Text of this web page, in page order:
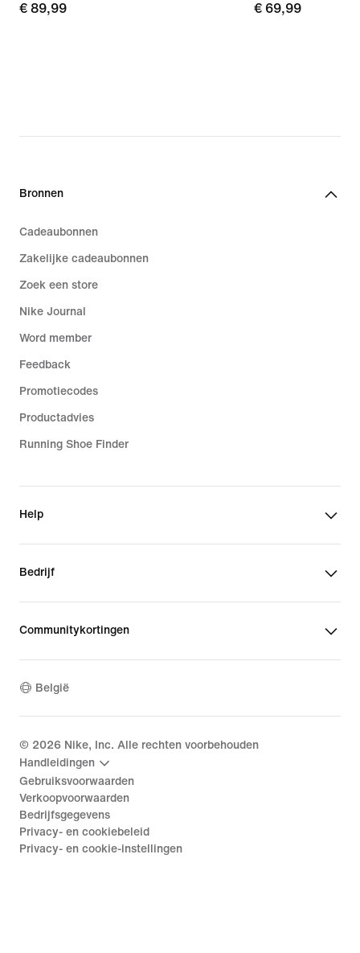
€ 89,99
€ 89,99
€ 69,99
€ 69,99
Bronnen
Cadeaubonnen
Zakelijke cadeaubonnen
Zoek een store
Nike Journal
Word member
Feedback
Promotiecodes
Productadvies
Running Shoe Finder
Help
Bedrijf
Communitykortingen
België
© 2026 Nike, Inc. Alle rechten voorbehouden
Handleidingen
Gebruiksvoorwaarden
Verkoopvoorwaarden
Bedrijfsgegevens
Privacy- en cookiebeleid
Privacy- en cookie-instellingen